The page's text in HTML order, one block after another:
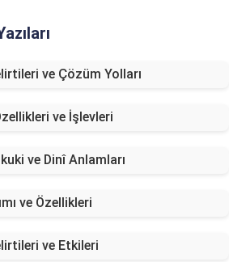
ve Çözüm Yolları
ve İşlevleri
ve Dinî Anlamları
ve Özellikleri
ve Etkileri